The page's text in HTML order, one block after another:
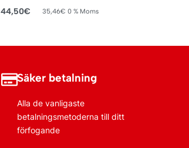
44,50€ 35,46€ 0 % Moms
Säker betalning
Alla de vanligaste
betalningsmetoderna till ditt
förfogande